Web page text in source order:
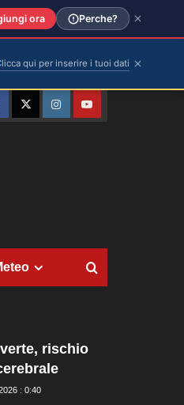
TwitterInstagramYouTube
rischio
: 0:40
ora Perche?
qui per inserire i tuoi dati